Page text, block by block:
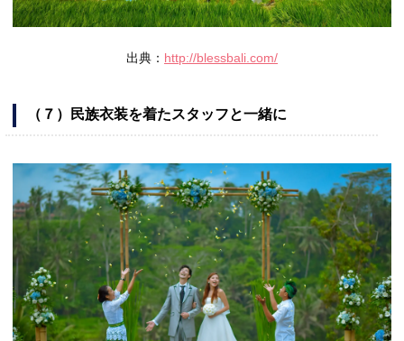
出典： http://blessbali.com/
（７）民族衣装を着たスタッフと一緒に